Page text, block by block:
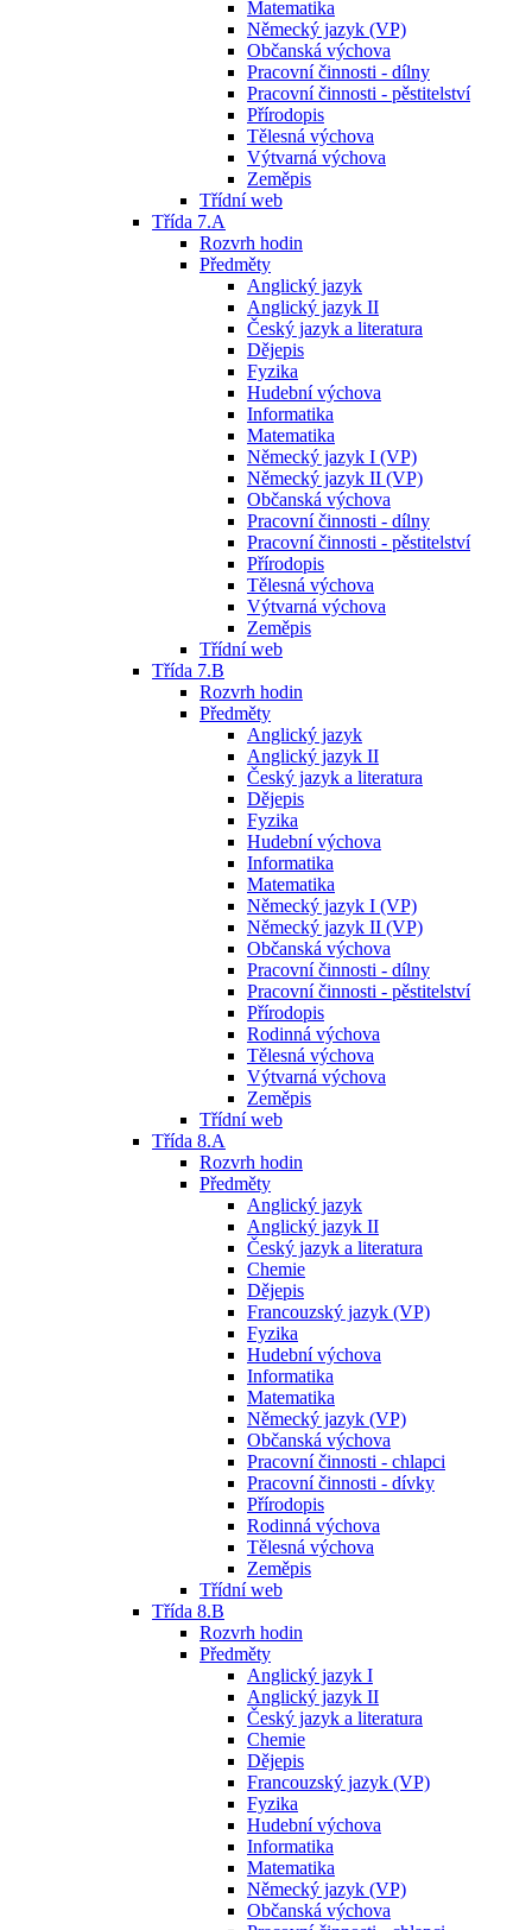
Matematika
Německý jazyk (VP)
Občanská výchova
Pracovní činnosti - dílny
Pracovní činnosti - pěstitelství
Přírodopis
Tělesná výchova
Výtvarná výchova
Zeměpis
Třídní web
Třída 7.A
Rozvrh hodin
Předměty
Anglický jazyk
Anglický jazyk II
Český jazyk a literatura
Dějepis
Fyzika
Hudební výchova
Informatika
Matematika
Německý jazyk I (VP)
Německý jazyk II (VP)
Občanská výchova
Pracovní činnosti - dílny
Pracovní činnosti - pěstitelství
Přírodopis
Tělesná výchova
Výtvarná výchova
Zeměpis
Třídní web
Třída 7.B
Rozvrh hodin
Předměty
Anglický jazyk
Anglický jazyk II
Český jazyk a literatura
Dějepis
Fyzika
Hudební výchova
Informatika
Matematika
Německý jazyk I (VP)
Německý jazyk II (VP)
Občanská výchova
Pracovní činnosti - dílny
Pracovní činnosti - pěstitelství
Přírodopis
Rodinná výchova
Tělesná výchova
Výtvarná výchova
Zeměpis
Třídní web
Třída 8.A
Rozvrh hodin
Předměty
Anglický jazyk
Anglický jazyk II
Český jazyk a literatura
Chemie
Dějepis
Francouzský jazyk (VP)
Fyzika
Hudební výchova
Informatika
Matematika
Německý jazyk (VP)
Občanská výchova
Pracovní činnosti - chlapci
Pracovní činnosti - dívky
Přírodopis
Rodinná výchova
Tělesná výchova
Zeměpis
Třídní web
Třída 8.B
Rozvrh hodin
Předměty
Anglický jazyk I
Anglický jazyk II
Český jazyk a literatura
Chemie
Dějepis
Francouzský jazyk (VP)
Fyzika
Hudební výchova
Informatika
Matematika
Německý jazyk (VP)
Občanská výchova